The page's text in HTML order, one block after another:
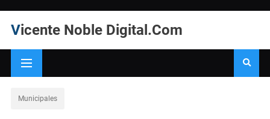
Vicente Noble Digital.Com
Municipales